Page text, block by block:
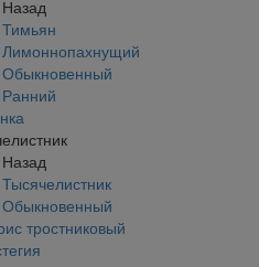
Назад
Тимьян
Лимоннопахнущий
Обыкновенный
Ранний
Назад
Тысячелистник
Обыкновенный
тростниковый